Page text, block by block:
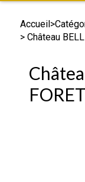
Accueil>
> Château
FORET